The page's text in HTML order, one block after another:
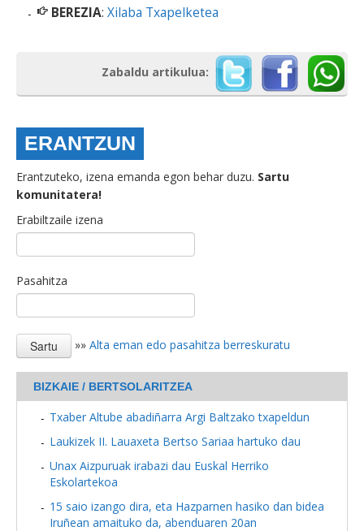
BEREZIA: Xilaba Txapelketea
Zabaldu artikulua:
ERANTZUN
Erantzuteko, izena emanda egon behar duzu. Sartu
komunitatera!
Erabiltzaile izena
Pasahitza
»» Alta eman edo pasahitza berreskuratu
BIZKAIE / BERTSOLARITZEA
Txaber Altube abadiñarra Argi Baltzako txapeldun
Laukizek II. Lauaxeta Bertso Sariaa hartuko dau
Unax Aizpuruak irabazi dau Euskal Herriko
Eskolartekoa
15 saio izango dira, eta Hazparnen hasiko dan bidea
Iruñean amaituko da, abenduaren 20an